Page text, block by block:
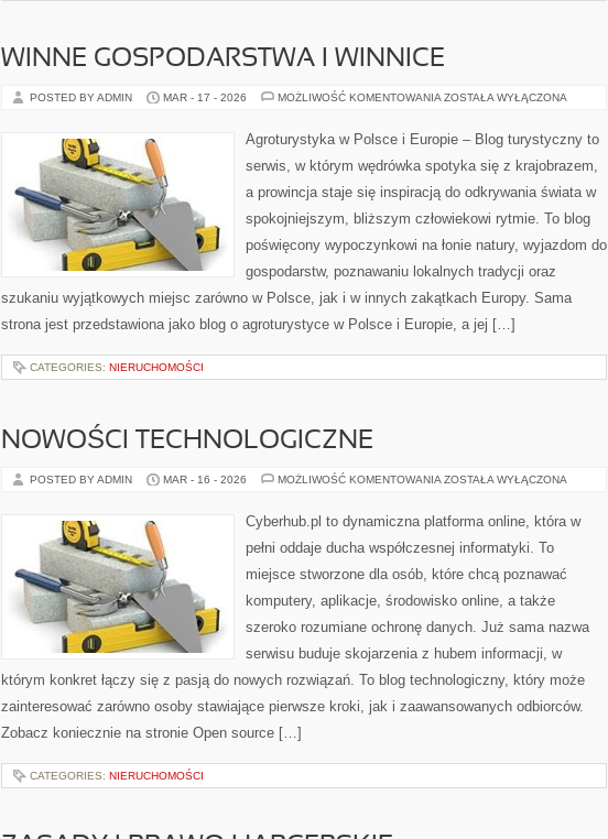
WINNE GOSPODARSTWA I WINNICE
POSTED BY ADMIN MAR - 17 - 2026 MOŻLIWOŚĆ KOMENTOWANIA WINNE
WINNICE
ZOSTAŁA WYŁĄCZONA
Agroturystyka w Polsce i Europie – Blog turystyczny to
serwis, w którym wędrówka spotyka się z krajobrazem,
a prowincja staje się inspiracją do odkrywania świata w
spokojniejszym, bliższym człowiekowi rytmie. To blog
poświęcony wypoczynkowi na łonie natury, wyjazdom do
gospodarstw, poznawaniu lokalnych tradycji oraz
szukaniu wyjątkowych miejsc zarówno w Polsce, jak i w innych zakątkach Europy. Sama
strona jest przedstawiona jako blog o agroturystyce w Polsce i Europie, a jej […]
CATEGORIES: NIERUCHOMOŚCI
NOWOŚCI TECHNOLOGICZNE
POSTED BY ADMIN MAR - 16 - 2026 MOŻLIWOŚĆ KOMENTOWANIA NOWOŚCI
ZOSTAŁA WYŁĄCZONA
Cyberhub.pl to dynamiczna platforma online, która w
pełni oddaje ducha współczesnej informatyki. To
miejsce stworzone dla osób, które chcą poznawać
komputery, aplikacje, środowisko online, a także
szeroko rozumiane ochronę danych. Już sama nazwa
serwisu buduje skojarzenia z hubem informacji, w
którym konkret łączy się z pasją do nowych rozwiązań. To blog technologiczny, który może
zainteresować zarówno osoby stawiające pierwsze kroki, jak i zaawansowanych odbiorców.
Zobacz koniecznie na stronie Open source […]
CATEGORIES: NIERUCHOMOŚCI